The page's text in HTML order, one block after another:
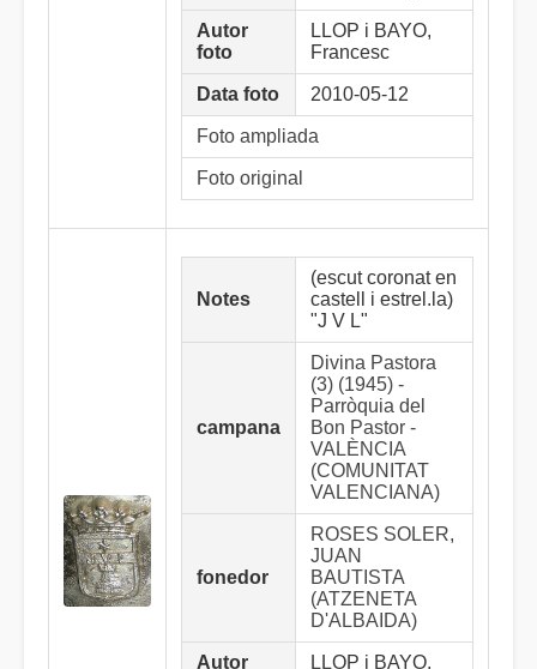
Autor
foto
LLOP i BAYO,
Francesc
Data foto 2010-05-12
Foto ampliada
Foto original
Notes
(escut coronat en
castell i estrel.la)
"J V L"
campana
Divina Pastora
(3) (1945) -
Parròquia del
Bon Pastor -
VALÈNCIA
(COMUNITAT
VALENCIANA)
fonedor
ROSES SOLER,
JUAN
BAUTISTA
(ATZENETA
D'ALBAIDA)
Autor
LLOP i BAYO,